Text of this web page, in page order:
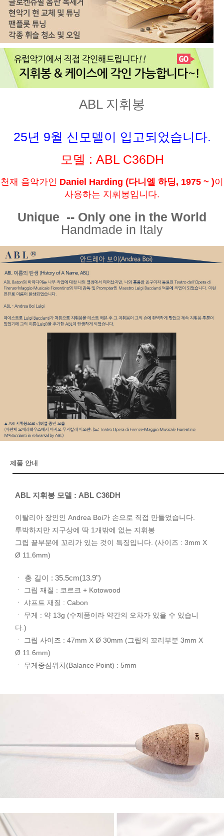
ABL 지휘봉
25년 9월 신모델이 입고되었습니다.
모델 : ABL C36DH
천재 음악가인 Daniel Harding (다니엘 하딩, 1975 ~ )이
사용하는 지휘봉입니다.
Unique -- Only one in the World
Handmade in Italy
제품 안내
ABL 지휘봉 모델 : ABL C36DH
이탈리아 장인인 Andrea Boi가 손으로 직접 만들었습니다.
투박하지만 지구상에 딱 1개밖에 없는 지휘봉
그립 끝부분에 꼬리가 있는 것이 특징입니다. (사이즈 : 3mm X
Ø 11.6mm)
ㆍ 총 길이 : 35.5cm(13.9")
ㆍ 그립 재질 : 코르크 + Kotowood
ㆍ 샤프트 재질 : Cabon
ㆍ 무게 : 약 13g (수제품이라 약간의 오차가 있을 수 있습니
다.)
ㆍ 그립 사이즈 : 47mm X Ø 30mm (그립의 꼬리부분 3mm X
Ø 11.6mm)
ㆍ 무게중심위치(Balance Point) : 5mm